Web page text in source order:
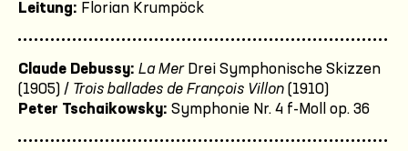
Leitung: Florian Krumpöck
Claude Debussy: La MerDrei Symphonische Skizzen
(1905) / Trois ballades de François Villon (1910)
Peter Tschaikowsky: Symphonie Nr. 4 f-Moll op. 36